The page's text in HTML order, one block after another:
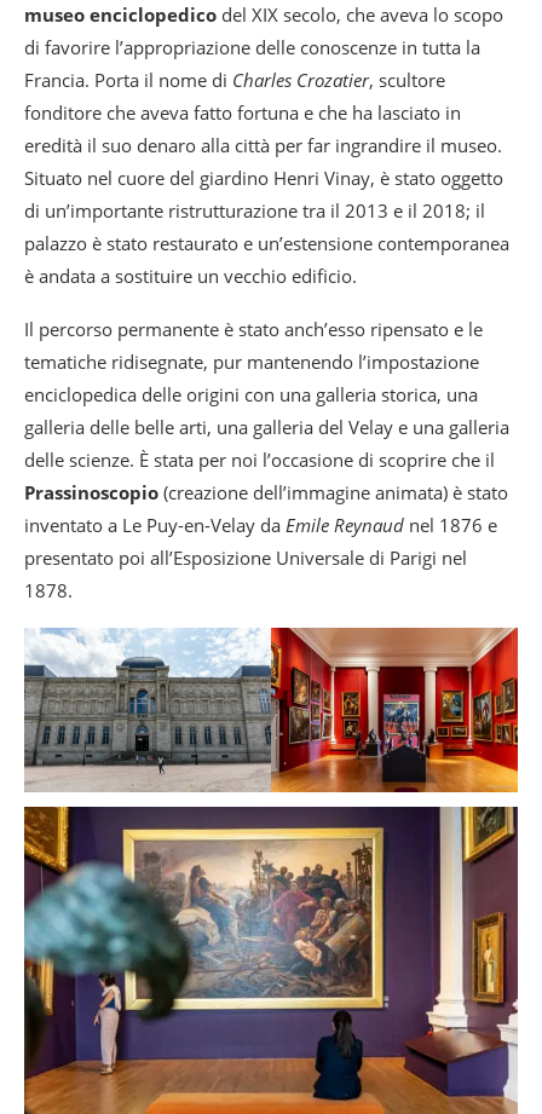
museo enciclopedico del XIX secolo, che aveva lo scopo
di favorire l’appropriazione delle conoscenze in tutta la
Francia. Porta il nome di Charles Crozatier, scultore
fonditore che aveva fatto fortuna e che ha lasciato in
eredità il suo denaro alla città per far ingrandire il museo.
Situato nel cuore del giardino Henri Vinay, è stato oggetto
di un’importante ristrutturazione tra il 2013 e il 2018; il
palazzo è stato restaurato e un’estensione contemporanea
è andata a sostituire un vecchio edificio.
Il percorso permanente è stato anch’esso ripensato e le
tematiche ridisegnate, pur mantenendo l’impostazione
enciclopedica delle origini con una galleria storica, una
galleria delle belle arti, una galleria del Velay e una galleria
delle scienze. È stata per noi l’occasione di scoprire che il
Prassinoscopio (creazione dell’immagine animata) è stato
inventato a Le Puy-en-Velay da Emile Reynaud nel 1876 e
presentato poi all’Esposizione Universale di Parigi nel
1878.